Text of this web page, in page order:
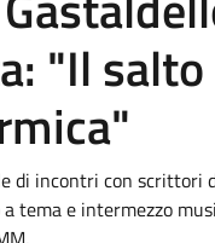
"Il salto
di incontri con scrittori
tema e intermezzo